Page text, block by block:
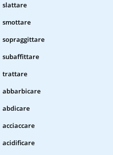
slattare
smottare
sopraggittare
subaffittare
trattare
abbarbicare
abdicare
acciaccare
acidificare